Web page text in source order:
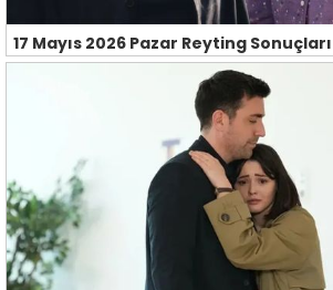
17 Mayıs 2026 Pazar Reyting Sonuçları